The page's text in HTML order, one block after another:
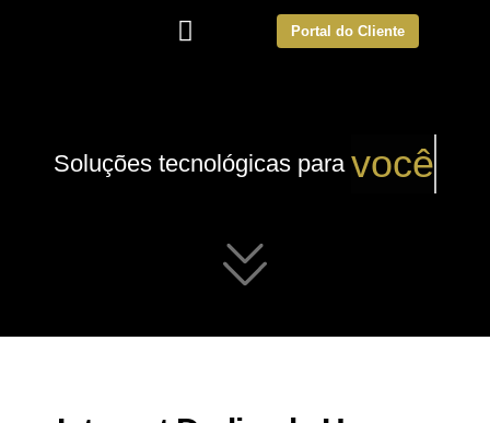
Portal do Cliente
Soluções tecnológicas para você